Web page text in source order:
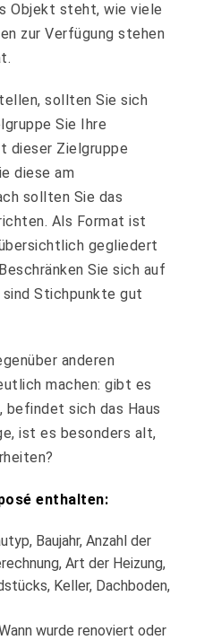
Objekt steht, wie viele
zur Verfügung stehen
sollten Sie sich
Sie Ihre
dieser Zielgruppe
diese am
sollten Sie das
Als Format ist
gegliedert
Sie sich auf
Stichpunkte gut
anderen
machen: gibt es
befindet sich das Haus
ist es besonders alt,
enthalten:
Baujahr, Anzahl der
Art der Heizung,
Keller, Dachboden,
wurde renoviert oder